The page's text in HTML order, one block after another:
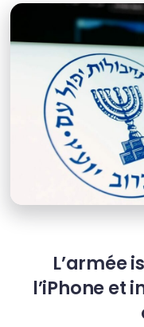
L’armée
l’iPhone et